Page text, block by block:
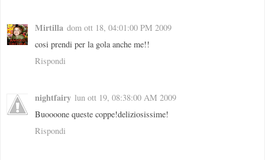
Mirtilla dom ott 18, 04:01:00 PM 2009
cosi prendi per la gola anche me!!
Rispondi
nightfairy lun ott 19, 08:38:00 AM 2009
Buoooone queste coppe!deliziosissime!
Rispondi